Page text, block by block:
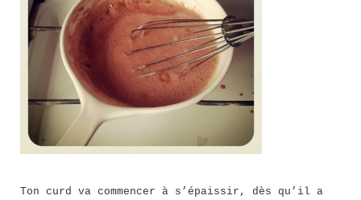
Ton curd va commencer à s’épaissir, dès qu’il a